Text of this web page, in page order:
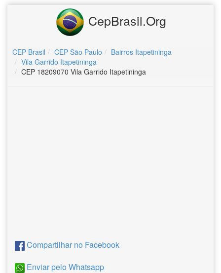
CepBrasil.Org
CEP Brasil CEP São Paulo
Bairros Itapetininga
Vila Garrido Itapetininga
CEP 18209070 Vila Garrido Itapetininga
Compartilhar no Facebook
Enviar pelo Whatsapp